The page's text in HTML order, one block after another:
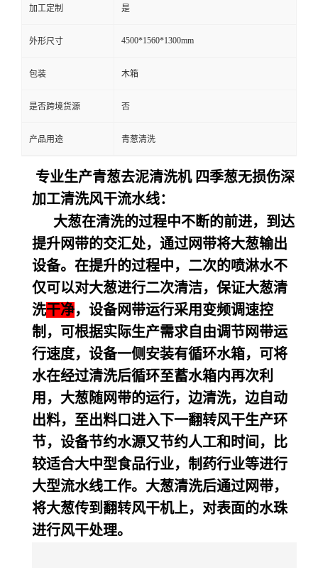
加工定制 是
外形尺寸 4500*1560*1300mm
包装 木箱
是否跨境货源 否
产品用途 青葱清洗
专业生产青葱去泥清洗机 四季葱无损伤深
加工清洗风干流水线：
大葱在清洗的过程中不断的前进，到达
提升网带的交汇处，通过网带将大葱输出
设备。在提升的过程中，二次的喷淋水不
仅可以对大葱进行二次清洁，保证大葱清
洗干净，设备网带运行采用变频调速控
制，可根据实际生产需求自由调节网带运
行速度，设备一侧安装有循环水箱，可将
水在经过清洗后循环至蓄水箱内再次利
用，大葱随网带的运行，边清洗，边自动
出料，至出料口进入下一翻转风干生产环
节，设备节约水源又节约人工和时间，比
较适合大中型食品行业，制药行业等进行
大型流水线工作。大葱清洗后通过网带，
将大葱传到翻转风干机上，对表面的水珠
进行风干处理。